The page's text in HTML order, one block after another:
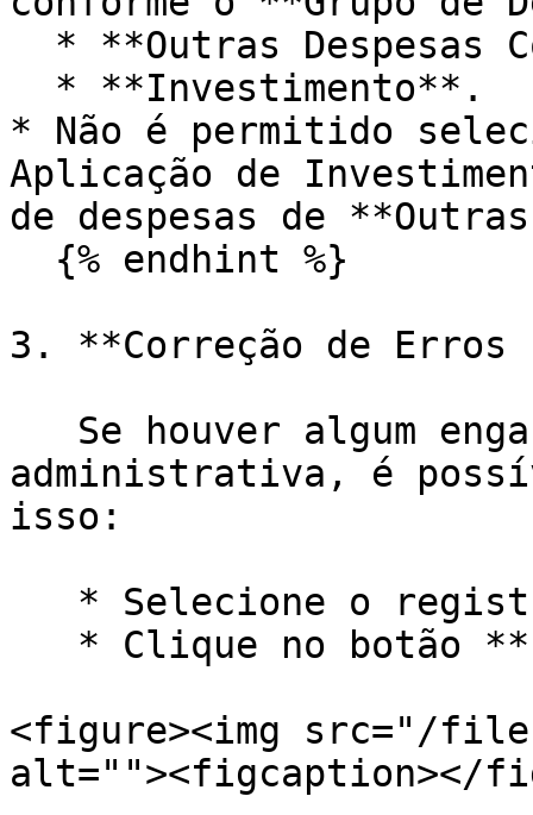
* Não é permitido
Aplicação de
de despesas de
3. **Correção de Erros
administrativa, é
isso:
<figure><img src="/files/
alt=""><figcaption></